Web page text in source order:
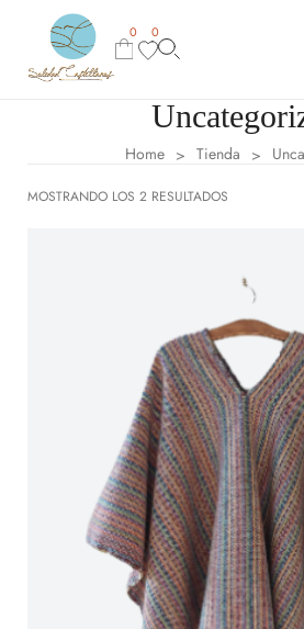
0 0
Home > Tienda >
MOSTRANDO LOS 2 RESULTADOS